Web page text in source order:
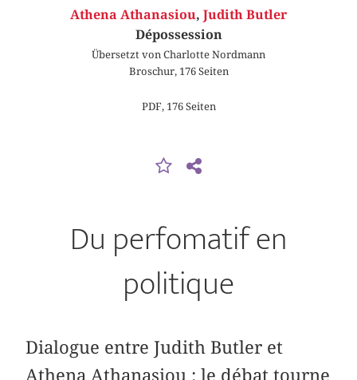
Athena Athanasiou, Judith Butler
Dépossession
Übersetzt von Charlotte Nordmann
Broschur, 176 Seiten
PDF, 176 Seiten
Du perfomatif en
politique
Dialogue entre Judith Butler et
Athena Athanasiou : le débat tourne